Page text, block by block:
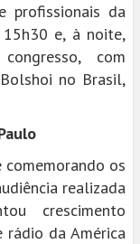
profissionais da
15h30 e, à noite,
com
no Brasil,
comemorando os
realizada
crescimento
rádio da América